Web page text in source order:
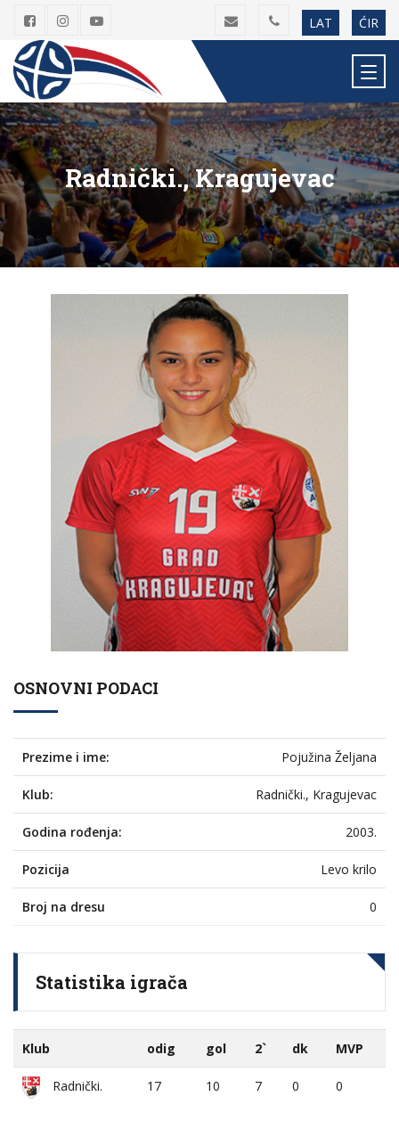
LAT ĆIR
Radnički., Kragujevac
OSNOVNI PODACI
Prezime i ime: Pojužina Željana
Klub: Radnički., Kragujevac
Godina rođenja: 2003.
Pozicija Levo krilo
Broj na dresu 0
Statistika igrača
Klub odig gol 2` dk MVP
Radnički. 17 10 7 0 0